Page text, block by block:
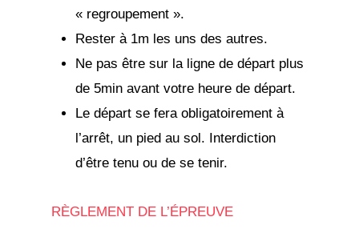
« regroupement ».
Rester à 1m les uns des autres.
Ne pas être sur la ligne de départ plus
de 5min avant votre heure de départ.
Le départ se fera obligatoirement à
l’arrêt, un pied au sol. Interdiction
d’être tenu ou de se tenir.
RÈGLEMENT DE L’ÉPREUVE